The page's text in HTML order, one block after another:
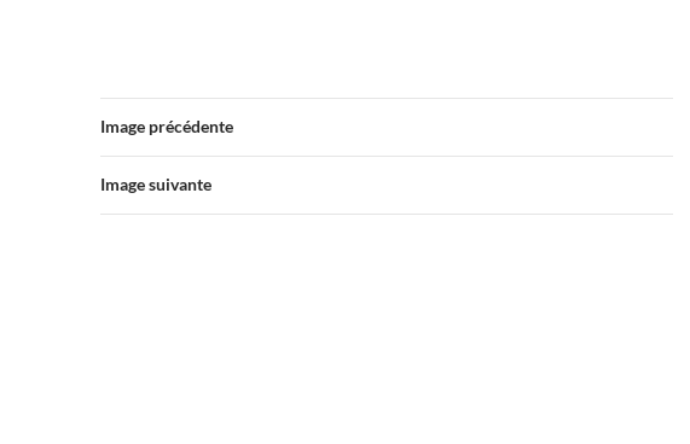
Image précédente
Image suivante